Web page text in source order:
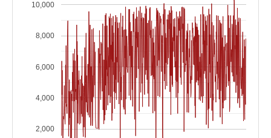
2,000
4,000
6,000
8,000
10,000